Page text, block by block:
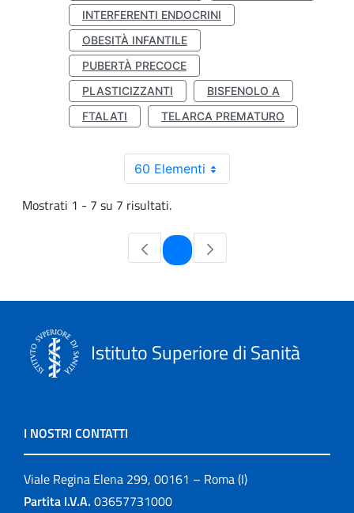
INTERFERENTI ENDOCRINI
OBESITÀ INFANTILE
PUBERTÀ PRECOCE
PLASTICIZZANTI
BISFENOLO A
FTALATI
TELARCA PREMATURO
60 Elementi
Mostrati 1 - 7 su 7 risultati.
Pagina
Istituto Superiore di Sanità
I NOSTRI CONTATTI
Viale Regina Elena 299, 00161 – Roma (I)
Partita I.V.A. 03657731000